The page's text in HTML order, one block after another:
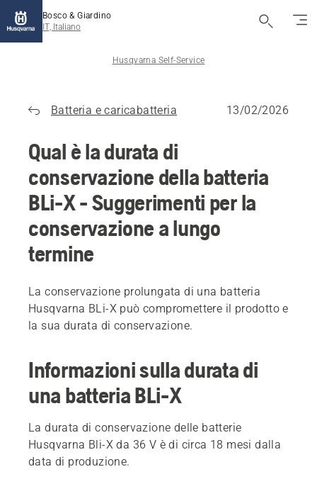
Bosco & Giardino
IT, Italiano
Husqvarna Self-Service
Batteria e caricabatteria 13/02/2026
Qual è la durata di
conservazione della batteria
BLi-X - Suggerimenti per la
conservazione a lungo
termine
La conservazione prolungata di una batteria
Husqvarna BLi-X può compromettere il prodotto e
la sua durata di conservazione.
Informazioni sulla durata di
una batteria BLi-X
La durata di conservazione delle batterie
Husqvarna Bli-X da 36 V è di circa 18 mesi dalla
data di produzione.